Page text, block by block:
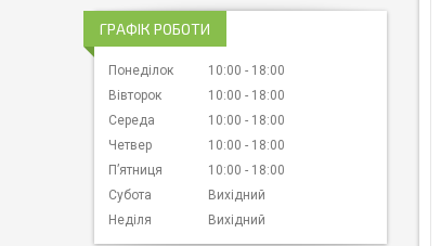
ГРАФІК РОБОТИ
Понеділок 10:00
18:00
Вівторок
10:00
18:00
Середа
10:00
18:00
Четвер
10:00
18:00
Пʼятниця
10:00
18:00
Субота
Вихідний
Неділя
Вихідний